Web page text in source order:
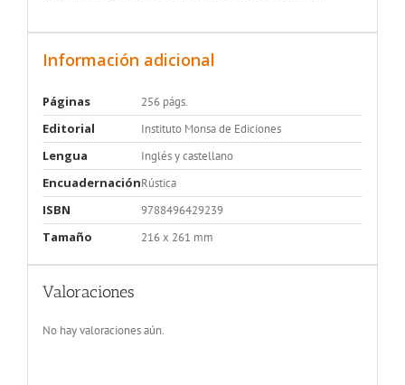
Información adicional
Páginas 256 págs.
Editorial Instituto Monsa de Ediciones
Lengua Inglés y castellano
EncuadernaciónRústica
ISBN 9788496429239
Tamaño 216 x 261 mm
Valoraciones
No hay valoraciones aún.